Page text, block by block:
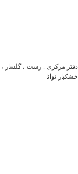
دفتر مرکزی : رشت ، گلسار ،
خشکبار توانا